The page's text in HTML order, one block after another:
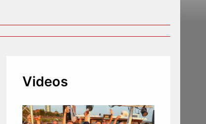
Videos